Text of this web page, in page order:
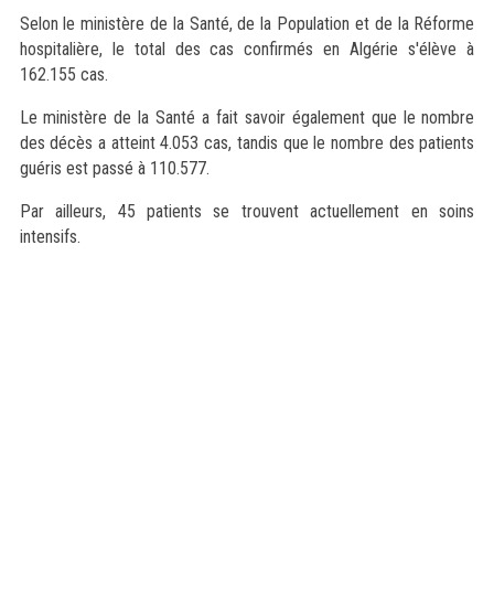
Selon le ministère de la Santé, de la Population et de la Réforme
hospitalière, le total des cas confirmés en Algérie s'élève à
162.155 cas.
Le ministère de la Santé a fait savoir également que le nombre
des décès a atteint 4.053 cas, tandis que le nombre des patients
guéris est passé à 110.577.
Par ailleurs, 45 patients se trouvent actuellement en soins
intensifs.